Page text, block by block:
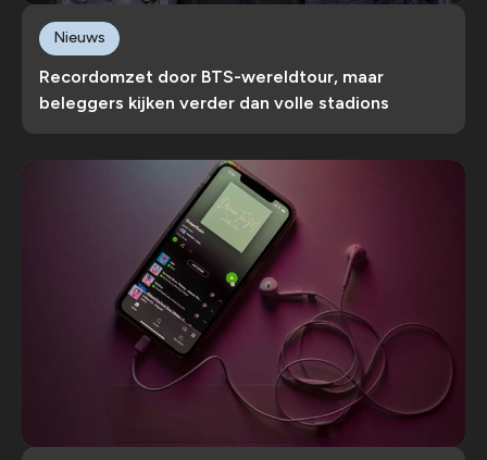
Recordomzet door BTS-wereldtour, maar
beleggers kijken verder dan volle stadions
Nieuws